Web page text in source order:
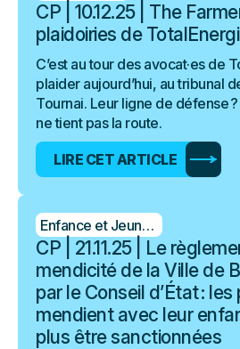
CP | 10.12.25 | The
plaidoiries de
C’est au tour des avocat·es de
plaider aujourd’hui, au tribunal
Tournai. Leur ligne de défense
ne tient pas la route.
LIRE CET ARTICLE
Enfance et Jeunesse
CP | 21.11.25 | Le
mendicité de la Ville de
par le Conseil d’État :
mendient avec leur
plus être sanctionnées